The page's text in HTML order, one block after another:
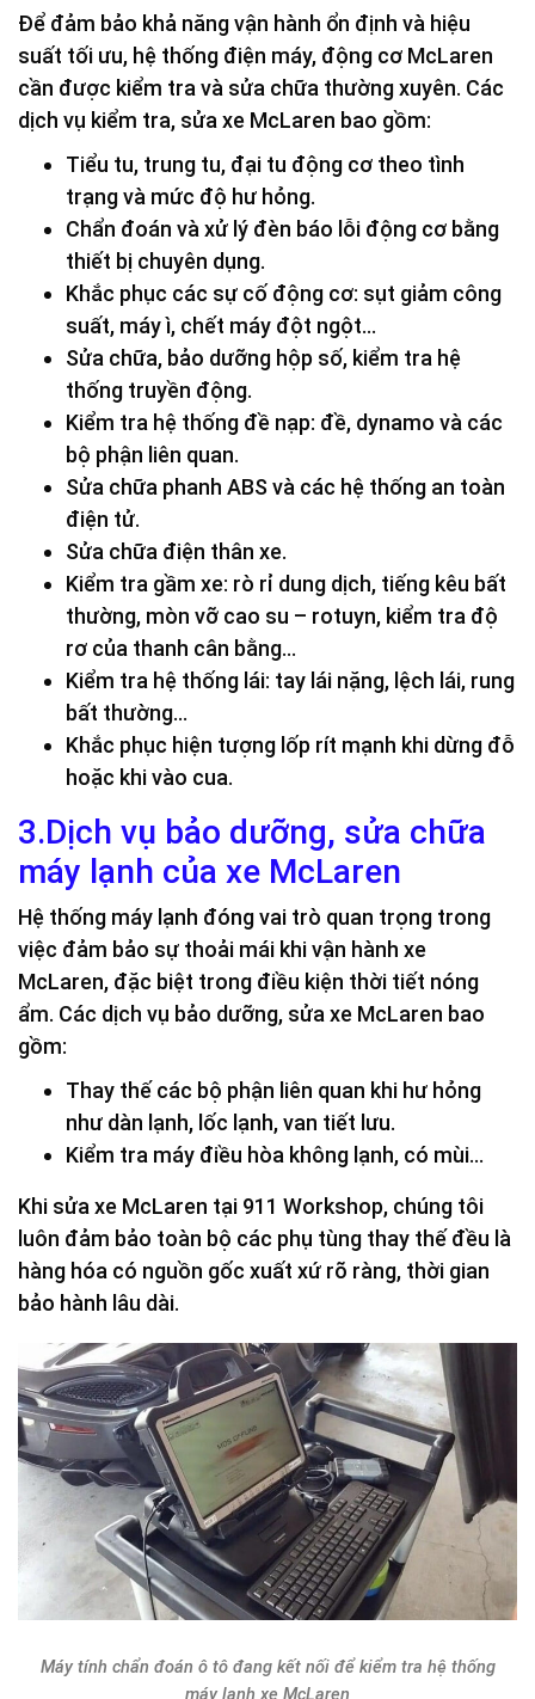
Để đảm bảo khả năng vận hành ổn định và hiệu
suất tối ưu, hệ thống điện máy, động cơ McLaren
cần được kiểm tra và sửa chữa thường xuyên. Các
dịch vụ kiểm tra, sửa xe McLaren bao gồm:
Tiểu tu, trung tu, đại tu động cơ theo tình
trạng và mức độ hư hỏng.
Chẩn đoán và xử lý đèn báo lỗi động cơ bằng
thiết bị chuyên dụng.
Khắc phục các sự cố động cơ: sụt giảm công
suất, máy ì, chết máy đột ngột…
Sửa chữa, bảo dưỡng hộp số, kiểm tra hệ
thống truyền động.
Kiểm tra hệ thống đề nạp: đề, dynamo và các
bộ phận liên quan.
Sửa chữa phanh ABS và các hệ thống an toàn
điện tử.
Sửa chữa điện thân xe.
Kiểm tra gầm xe: rò rỉ dung dịch, tiếng kêu bất
thường, mòn vỡ cao su – rotuyn, kiểm tra độ
rơ của thanh cân bằng…
Kiểm tra hệ thống lái: tay lái nặng, lệch lái, rung
bất thường…
Khắc phục hiện tượng lốp rít mạnh khi dừng đỗ
hoặc khi vào cua.
3.Dịch vụ bảo dưỡng, sửa chữa
máy lạnh của xe McLaren
Hệ thống máy lạnh đóng vai trò quan trọng trong
việc đảm bảo sự thoải mái khi vận hành xe
McLaren, đặc biệt trong điều kiện thời tiết nóng
ẩm. Các dịch vụ bảo dưỡng, sửa xe McLaren bao
gồm:
Thay thế các bộ phận liên quan khi hư hỏng
như dàn lạnh, lốc lạnh, van tiết lưu.
Kiểm tra máy điều hòa không lạnh, có mùi…
Khi sửa xe McLaren tại 911 Workshop, chúng tôi
luôn đảm bảo toàn bộ các phụ tùng thay thế đều là
hàng hóa có nguồn gốc xuất xứ rõ ràng, thời gian
bảo hành lâu dài.
Máy tính chẩn đoán ô tô đang kết nối để kiểm tra hệ thống
máy lạnh xe McLaren